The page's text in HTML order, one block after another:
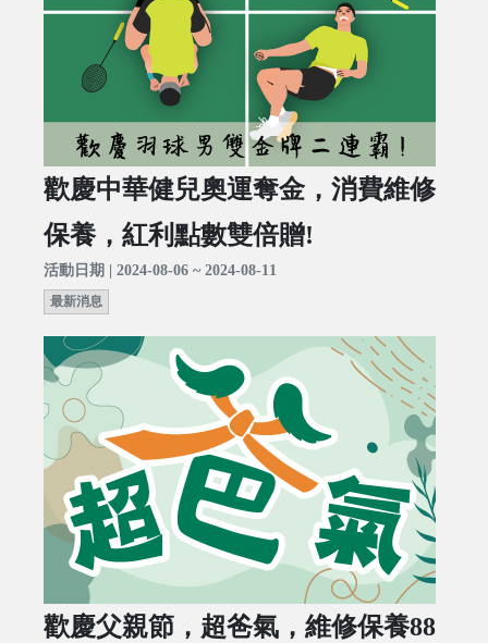
歡慶中華健兒奧運奪金，消費維修
保養，紅利點數雙倍贈!
活動日期 | 2024-08-06 ~ 2024-08-11
最新消息
歡慶父親節，超爸氣，維修保養88